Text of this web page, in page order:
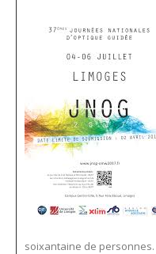
soixantaine de personnes.